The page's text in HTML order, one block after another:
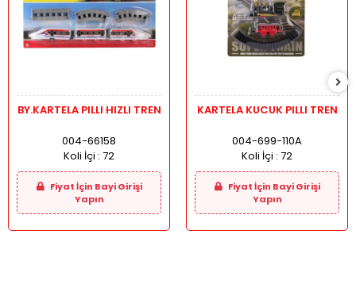
BY.KARTELA PILLI HIZLI TREN
004-66158
Koli İçi : 72
Fiyat İçin Bayi Girişi
Yapın
KARTELA KUCUK PILLI TREN
004-699-110A
Koli İçi : 72
Fiyat İçin Bayi Girişi
Yapın